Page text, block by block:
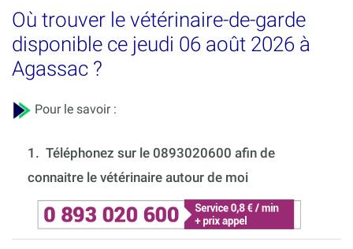
Où trouver le vétérinaire-de-garde
disponible ce jeudi 06 août 2026 à
Agassac ?
Pour le savoir :
1. Téléphonez sur le 0893020600 afin de
connaitre le vétérinaire autour de moi